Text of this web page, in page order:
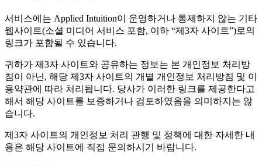
서비스에는 Applied Intuition이 운영하거나 통제하지 않는 기타
웹사이트(소셜 미디어 서비스 포함, 이하 “제3자 사이트”)로의
링크가 포함될 수 있습니다.
귀하가 제3자 사이트와 공유하는 정보는 본 개인정보 처리방
침이 아닌, 해당 제3자 사이트의 개별 개인정보 처리방침 및 이
용약관에 따라 처리됩니다. 당사가 이러한 링크를 제공한다고
해서 해당 사이트를 보증하거나 검토하였음을 의미하지는 않
습니다.
제3자 사이트의 개인정보 처리 관행 및 정책에 대한 자세한 내
용은 해당 사이트에 직접 문의하시기 바랍니다.